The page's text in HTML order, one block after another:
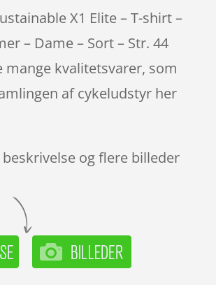
X1 Elite – T-shirt –
– Dame – Sort – Str. 44
mange kvalitetsvarer, som
af cykeludstyr her
og flere billeder